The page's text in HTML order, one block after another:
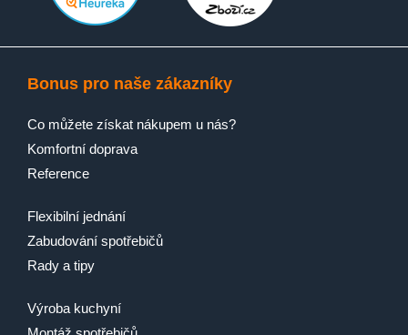
Bonus pro naše zákazníky
Co můžete získat nákupem u nás?
Komfortní doprava
Reference
Flexibilní jednání
Zabudování spotřebičů
Rady a tipy
Výroba kuchyní